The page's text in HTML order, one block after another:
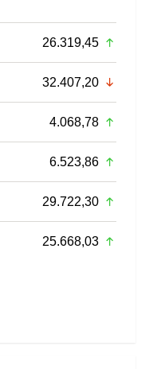
26.319,45
32.407,20
4.068,78
6.523,86
29.722,30
25.668,03